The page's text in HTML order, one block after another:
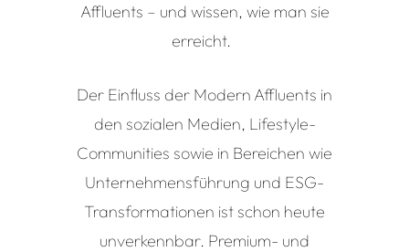
Affluents – und wissen, wie man sie
erreicht.
Der Einfluss der Modern Affluents in
den sozialen Medien, Lifestyle-
Communities sowie in Bereichen wie
Unternehmensführung und ESG-
Transformationen ist schon heute
unverkennbar. Premium- und